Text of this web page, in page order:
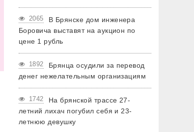
2065
В Брянске дом инженера
Боровича выставят на аукцион по
цене 1 рубль
1892
Брянца осудили за перевод
денег нежелательным организациям
1742
На брянской трассе 27-
летний лихач погубил себя и 23-
летнюю девушку